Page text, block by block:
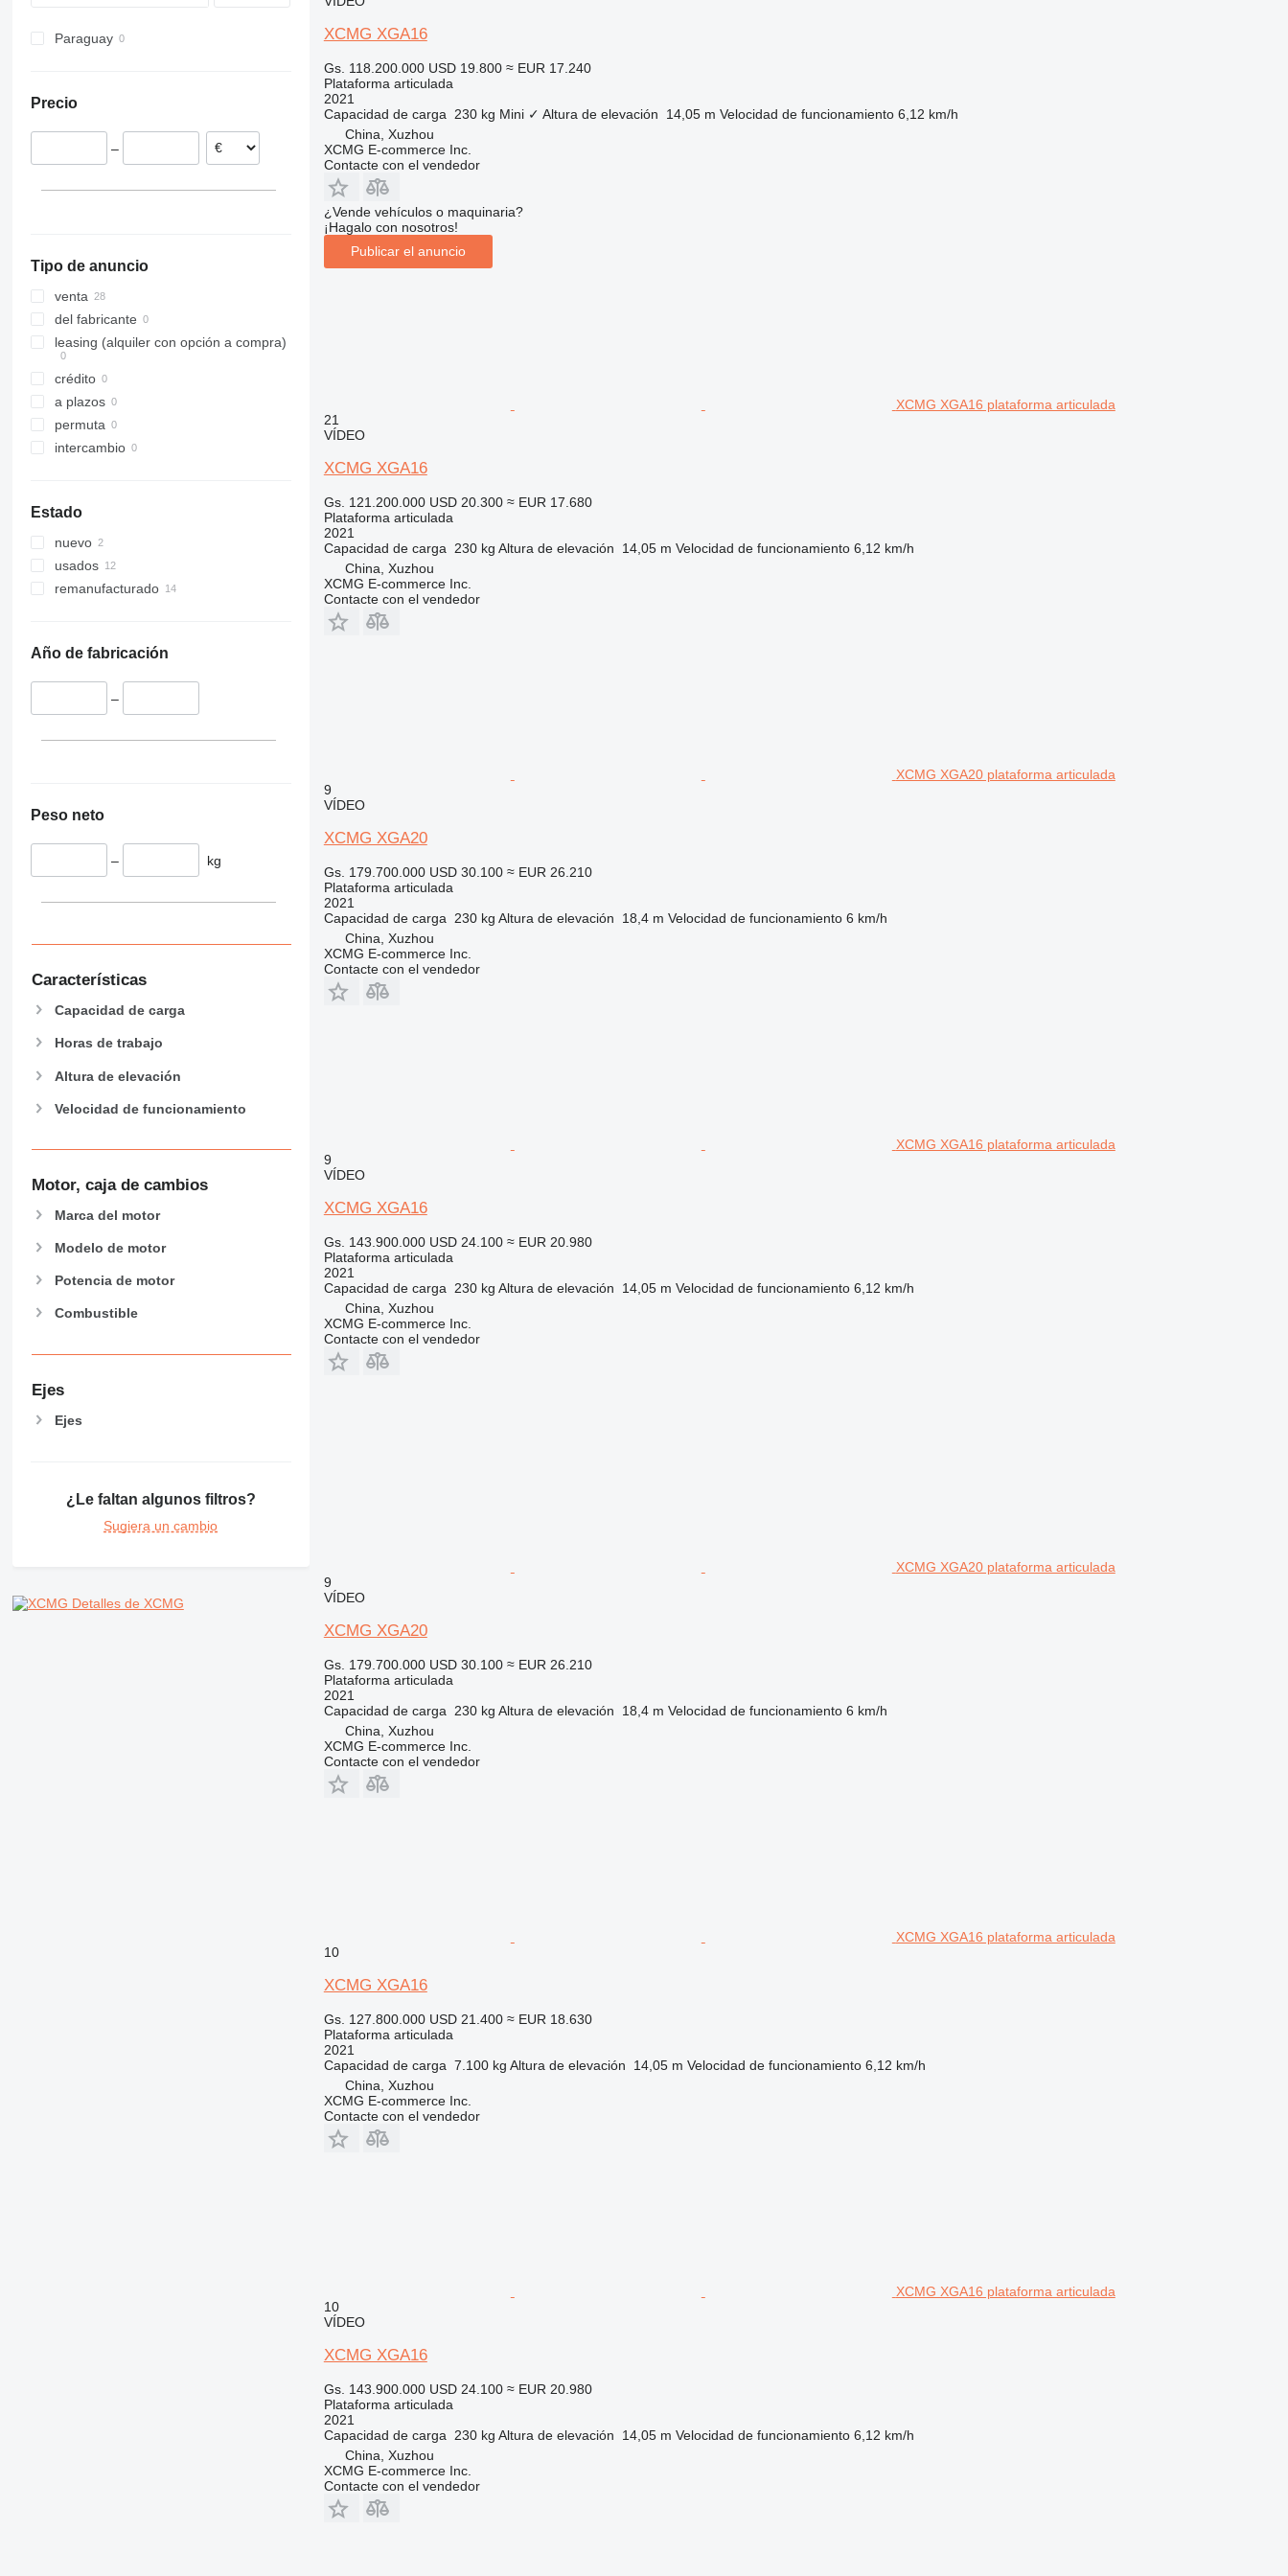
Paraguay
Precio
–
Tipo de anuncio
venta
del fabricante
leasing (alquiler con opción a compra)
crédito
a plazos
permuta
intercambio
Estado
nuevo
usados
remanufacturado
Año de fabricación
–
Peso neto
– kg
Características
Capacidad de carga
Horas de trabajo
Altura de elevación
Velocidad de funcionamiento
Motor, caja de cambios
Marca del motor
Modelo de motor
Potencia de motor
Combustible
Ejes
Ejes
¿Le faltan algunos filtros?
Sugiera un cambio
Detalles de XCMG
XCMG XGA16
Gs. 118.200.000 USD 19.800 ≈ EUR 17.240
Plataforma articulada
2021
Capacidad de carga
230 kg Mini ✓ Altura de elevación 14,05 m Velocidad de funcionamiento 6,12 km/h
China, Xuzhou
XCMG E-commerce Inc.
Contacte con el vendedor
¿Vende vehículos o maquinaria?
¡Hagalo con nosotros!
Publicar el anuncio
XCMG XGA16 plataforma articulada
21
VÍDEO
XCMG XGA16
Gs. 121.200.000 USD 20.300 ≈ EUR 17.680
Plataforma articulada
2021
Capacidad de carga
230 kg Altura de elevación 14,05 m Velocidad de funcionamiento 6,12 km/h
China, Xuzhou
XCMG E-commerce Inc.
Contacte con el vendedor
XCMG XGA20 plataforma articulada
9
VÍDEO
XCMG XGA20
Gs. 179.700.000 USD 30.100 ≈ EUR 26.210
Plataforma articulada
2021
Capacidad de carga
230 kg Altura de elevación 18,4 m Velocidad de funcionamiento 6 km/h
China, Xuzhou
XCMG E-commerce Inc.
Contacte con el vendedor
XCMG XGA16 plataforma articulada
9
VÍDEO
XCMG XGA16
Gs. 143.900.000 USD 24.100 ≈ EUR 20.980
Plataforma articulada
2021
Capacidad de carga
230 kg Altura de elevación 14,05 m Velocidad de funcionamiento 6,12 km/h
China, Xuzhou
XCMG E-commerce Inc.
Contacte con el vendedor
XCMG XGA20 plataforma articulada
9
VÍDEO
XCMG XGA20
Gs. 179.700.000 USD 30.100 ≈ EUR 26.210
Plataforma articulada
2021
Capacidad de carga
230 kg Altura de elevación 18,4 m Velocidad de funcionamiento 6 km/h
China, Xuzhou
XCMG E-commerce Inc.
Contacte con el vendedor
XCMG XGA16 plataforma articulada
10
XCMG XGA16
Gs. 127.800.000 USD 21.400 ≈ EUR 18.630
Plataforma articulada
2021
Capacidad de carga 7.100 kg Altura de elevación 14,05 m Velocidad de funcionamiento 6,12 km/h
China, Xuzhou
XCMG E-commerce Inc.
Contacte con el vendedor
XCMG XGA16 plataforma articulada
10
VÍDEO
XCMG XGA16
Gs. 143.900.000 USD 24.100 ≈ EUR 20.980
Plataforma articulada
2021
Capacidad de carga
230 kg Altura de elevación 14,05 m Velocidad de funcionamiento 6,12 km/h
China, Xuzhou
XCMG E-commerce Inc.
Contacte con el vendedor